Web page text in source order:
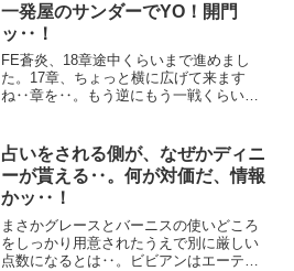
一発屋のサンダーでYO！開門
ッ‥！
FE蒼炎、18章途中くらいまで進めまし
た。17章、ちょっと横に広げて来ます
ね‥章を‥。もう逆にもう一戦くらいボ
が。普通に意外と強いのがむかつきポイ
ントですね‥。アイクが...
占いをされる側が、なぜかディニ
ーが貰える‥。何が対価だ、情報
かッ‥！
まさかグレースとバーニスの使いどころ
をしっかり用意されたうえで別に厳しい
点数になるとは‥。ビビアンはエーテル